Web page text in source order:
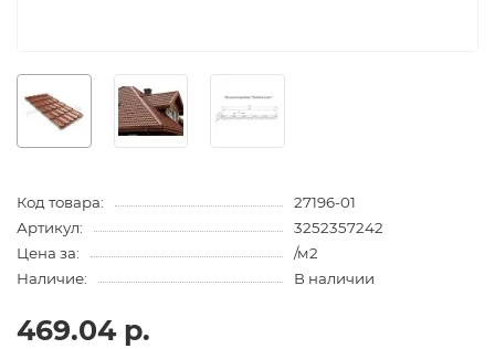
Код товара:
27196-01
Артикул:
3252357242
Цена за:
/м2
Наличие:
В наличии
469.04 р.